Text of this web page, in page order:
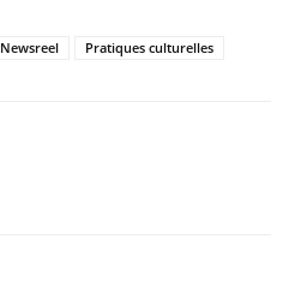
Newsreel Pratiques culturelles